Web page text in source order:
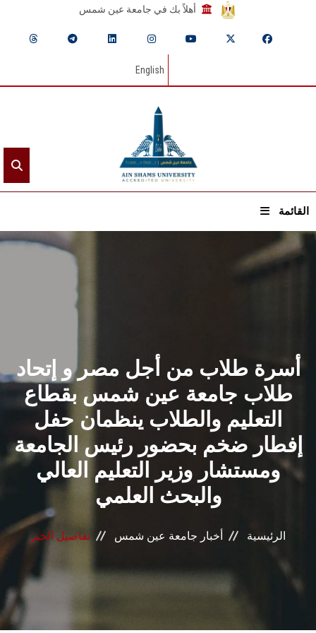
أهلاً بك في جامعة عين شمس
English
القائمة
الرئيسيـة
الشئون الأكاديمية
البحث العلمي
الرعاية الصحية
المراكز والوحدات
الأنظمة الذكية
تواصل معنا
أسرة طلاب من أجل مصر و إتحاد
طلاب جامعة عين شمس بقطاع
التعليم والطلاب ينظمان حفل
إفطار ضخم بحضور رئيس الجامعة
ومستشار وزير التعليم العالي
والبحث العلمي
الرئيسية أخبار جامعة عين شمس تفاصيل الخبر